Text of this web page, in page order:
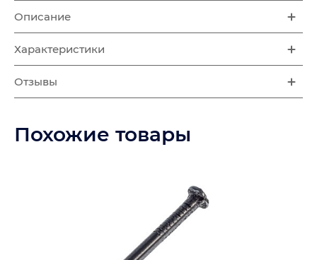
Описание
Характеристики
Отзывы
Похожие товары